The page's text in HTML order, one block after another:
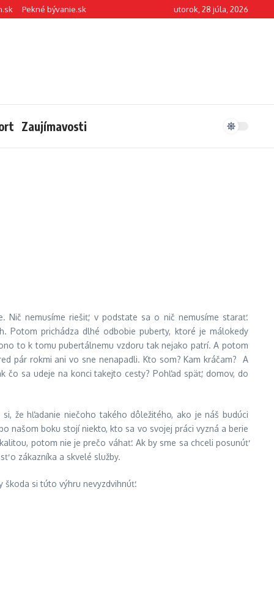
Pekné bývanie.sk utorok, 28 júla, 2026
Zaujímavosti
Nič nemusíme riešiť, v podstate sa o nič nemusíme starať.
Potom prichádza dlhé odbobie puberty, ktoré je málokedy
to k tomu pubertálnemu vzdoru tak nejako patrí. A potom
pár rokmi ani vo sne nenapadli. Kto som? Kam kráčam? A
čo sa udeje na konci takejto cesty? Pohľad späť, domov, do
že hľadanie niečoho takého dôležitého, ako je náš budúci
našom boku stojí niekto, kto sa vo svojej práci vyzná a berie
potom nie je prečo váhať. Ak by sme sa chceli posunúť
o zákazníka a skvelé služby.
škoda si túto výhru nevyzdvihnúť.